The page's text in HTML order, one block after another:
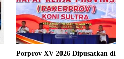
Porprov XV 2026 Dipusatkan di